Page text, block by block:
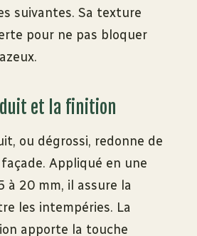
suivantes. Sa texture
pour ne pas bloquer
et la finition
ou dégrossi, redonne de
Appliqué en une
à 20 mm, il assure la
les intempéries. La
apporte la touche